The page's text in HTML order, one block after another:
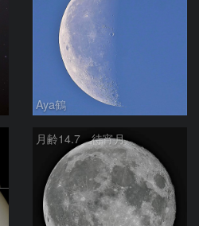
Aya鶴
月齢14.7 待宵月